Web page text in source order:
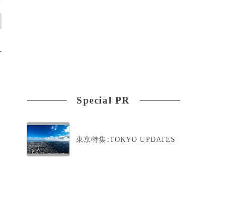
Special PR
東京特集:TOKYO UPDATES